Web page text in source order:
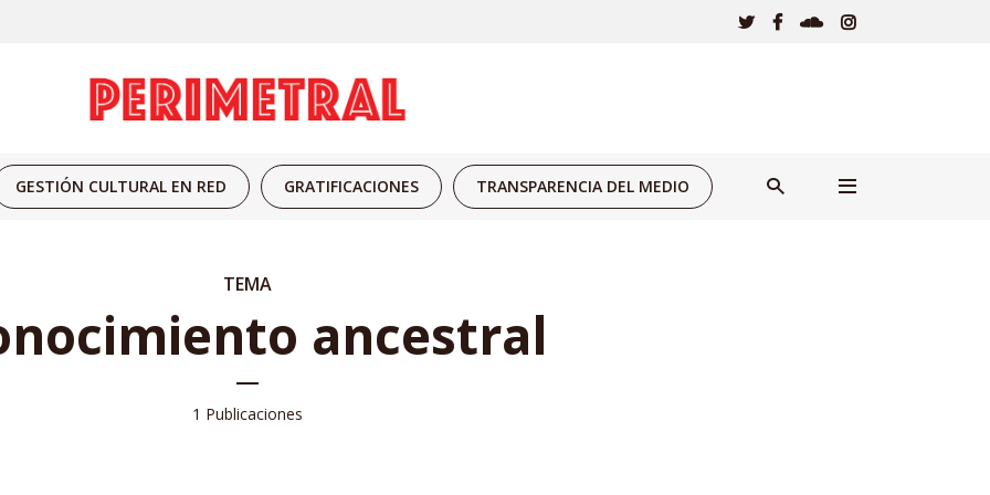
GESTIÓN CULTURAL EN RED GRATIFICACIONES TRANSPARENCIA DEL MEDIO
TEMA
ancestral
1 Publicaciones